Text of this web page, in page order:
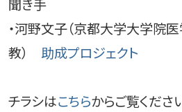
聞き手
・河野文子（京都大学大学院
教） 助成プロジェクト
チラシはこちらからご覧くださ